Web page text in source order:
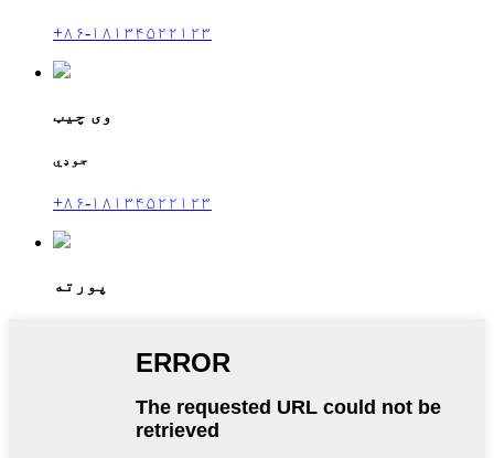
+۸۶-۱۸۱۳۴۵۲۲۱۲۳
وی چیټ
جوډي
+۸۶-۱۸۱۳۴۵۲۲۱۲۳
پورته